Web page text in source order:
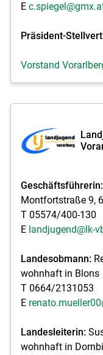
E
Präsident-
Vorstand
Geschäftsführerin:
Montfortstraße 9,
T 05574/400-130
E landjugend@lk-
Landesobmann:
wohnhaft in Blons
T 0664/2131053
E
Landesleiterin:
wohnhaft in